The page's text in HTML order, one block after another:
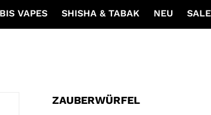
VAPES SHISHA & TABAK NEU SALE
ZAUBERWÜRFEL